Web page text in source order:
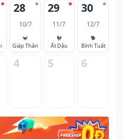
28
10/7
🐒
Giáp Thân
29
11/7
🐓
Ất Dậu
30
12/7
🐕
Bính Tuất
4 5 6